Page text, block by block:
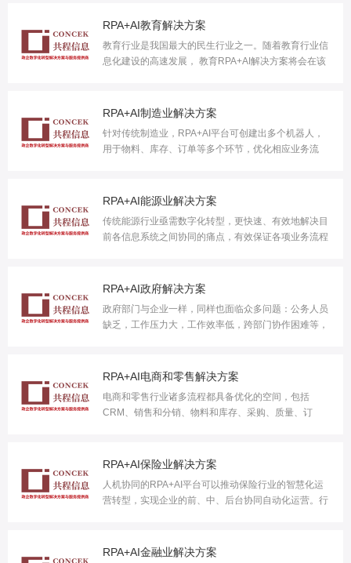
RPA+AI教育解决方案
教育行业是我国最大的民生行业之一。随着教育行业信
息化建设的高速发展， 教育RPA+AI解决方案将会在该
RPA+AI制造业解决方案
针对传统制造业，RPA+AI平台可创建出多个机器人，
用于物料、库存、订单等多个环节，优化相应业务流
RPA+AI能源业解决方案
传统能源行业亟需数字化转型，更快速、有效地解决目
前各信息系统之间协同的痛点，有效保证各项业务流程
RPA+AI政府解决方案
政府部门与企业一样，同样也面临众多问题：公务人员
缺乏，工作压力大，工作效率低，跨部门协作困难等，
RPA+AI电商和零售解决方案
电商和零售行业诸多流程都具备优化的空间，包括
CRM、销售和分销、物料和库存、采购、质量、订
RPA+AI保险业解决方案
人机协同的RPA+AI平台可以推动保险行业的智慧化运
营转型，实现企业的前、中、后台协同自动化运营。行
RPA+AI金融业解决方案